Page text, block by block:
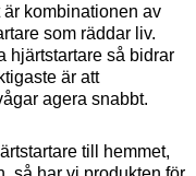
kombinationen av
som räddar liv.
hjärtstartare så bidrar
är att
agera snabbt.
till hemmet,